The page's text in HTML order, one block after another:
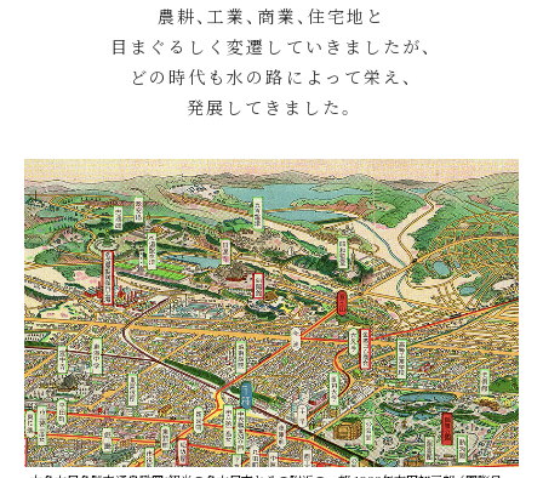
農耕、工業、商業、住宅地と
目まぐるしく変遷していきましたが、
どの時代も水の路によって栄え、
発展してきました。